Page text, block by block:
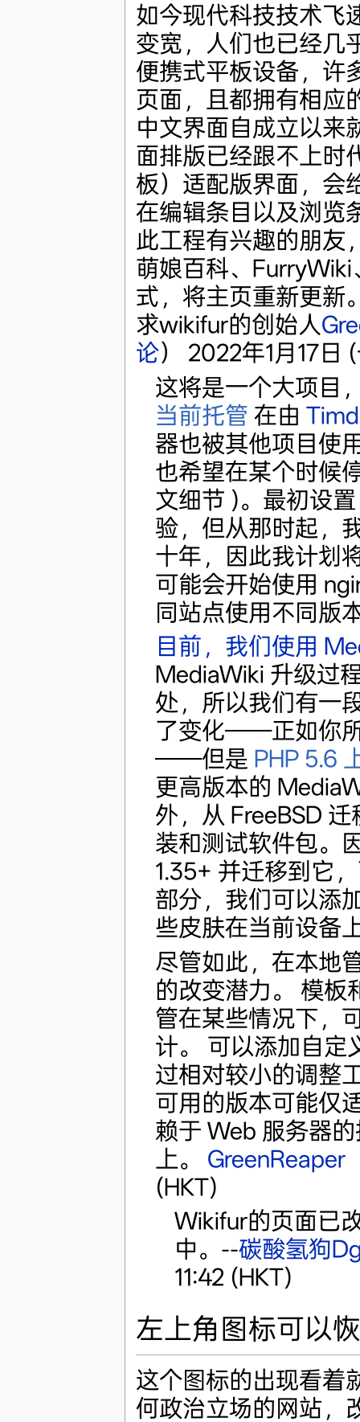
如今现代科技技术飞
变宽，人们也已经几
便携式平板设备，许
页面，且都拥有相应
中文界面自成立以来
面排版已经跟不上时
板）适配版界面，会
在编辑条目以及浏览
此工程有兴趣的朋友
萌娘百科、
式，将主页重新更新
求wikifur的创始人
论） 2022年1月17日
这将是一个大项目
当前托管 在由
器也被其他项目使
也希望在某个时候
文细节 )。最初设
验，但从那时起，
十年，因此我计划
可能会开始使用
同站点使用不同版
目前，我们使用
MediaWiki 升级过
处，所以我们有一
了变化——正如你
——但是 PHP 5.6
更高版本的
外，从 FreeBSD
装和测试软件包。
1.35+ 并迁移到它
部分，我们可以添
些皮肤在当前设备
尽管如此，在本地
的改变潜力。 模
管在某些情况下，
计。 可以添加自定
过相对较小的调整
可用的版本可能仅
赖于 Web 服务器
上。 GreenReaper
(HKT)
Wikifur的页面已
中。--碳酸氢狗
11:42 (HKT)
左上角图标可以
这个图标的出现看着
何政治立场的网站，